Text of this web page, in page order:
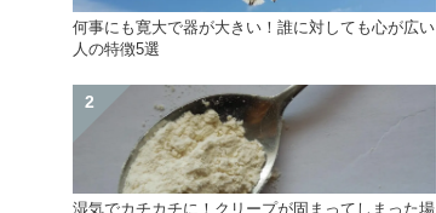
何事にも寛大で器が大きい！誰に対しても心が広い
人の特徴5選
湿気でカチカチに！クリープが固まってしまった場